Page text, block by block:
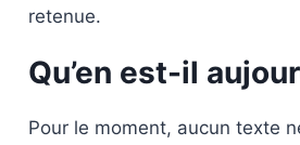
retenue.
Qu’en est-il
Pour le moment, aucun texte